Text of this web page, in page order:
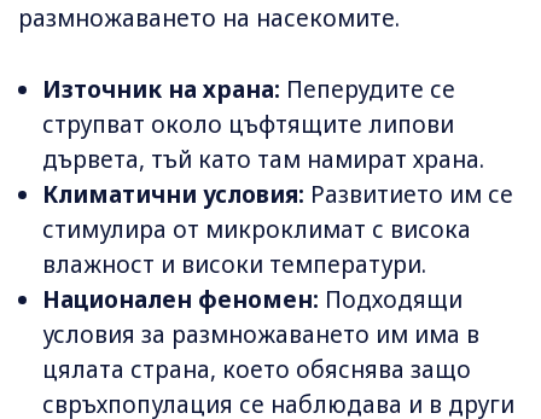
размножаването на насекомите.
Източник на храна: Пеперудите се
струпват около цъфтящите липови
дървета, тъй като там намират храна.
Климатични условия: Развитието им се
стимулира от микроклимат с висока
влажност и високи температури.
Национален феномен: Подходящи
условия за размножаването им има в
цялата страна, което обяснява защо
свръхпопулация се наблюдава и в други